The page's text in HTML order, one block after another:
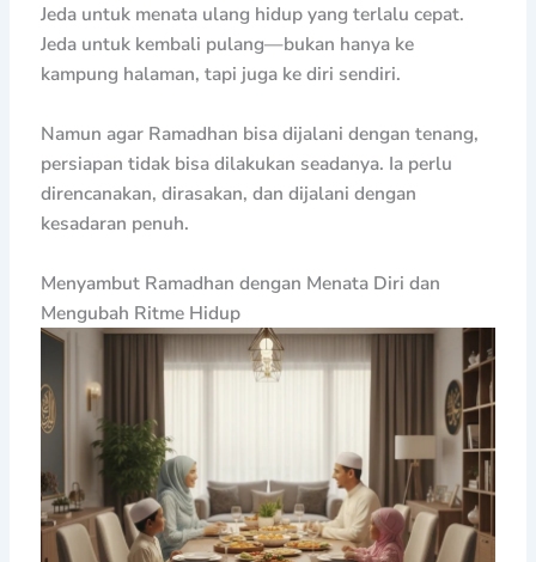
Jeda untuk menata ulang hidup yang terlalu cepat.
Jeda untuk kembali pulang—bukan hanya ke
kampung halaman, tapi juga ke diri sendiri.
Namun agar Ramadhan bisa dijalani dengan tenang,
persiapan tidak bisa dilakukan seadanya. Ia perlu
direncanakan, dirasakan, dan dijalani dengan
kesadaran penuh.
Menyambut Ramadhan dengan Menata Diri dan
Mengubah Ritme Hidup